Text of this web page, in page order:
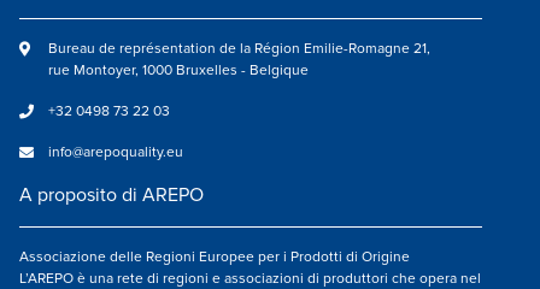
Bureau de représentation de la Région Emilie-Romagne 21,
rue Montoyer, 1000 Bruxelles - Belgique
+32 0498 73 22 03
info@arepoquality.eu
A proposito di AREPO
Associazione delle Regioni Europee per i Prodotti di Origine
L’AREPO è una rete di regioni e associazioni di produttori che opera nel